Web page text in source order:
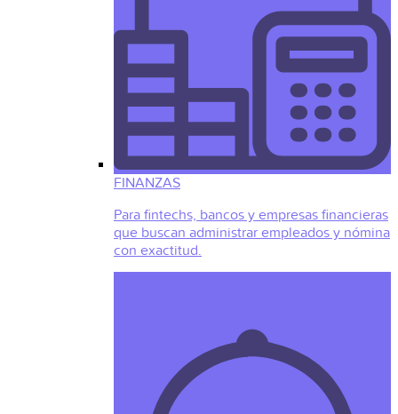
FINANZAS
Para fintechs, bancos y empresas financieras
que buscan administrar empleados y nómina
con exactitud.